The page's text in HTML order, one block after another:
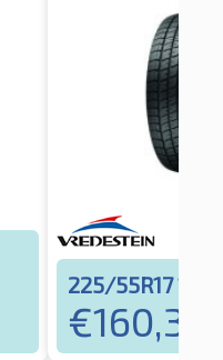
225/55R17
€160,31